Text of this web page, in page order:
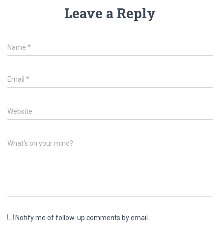
Leave a Reply
Name *
Email *
Website
What's on your mind?
Notify me of follow-up comments by email.